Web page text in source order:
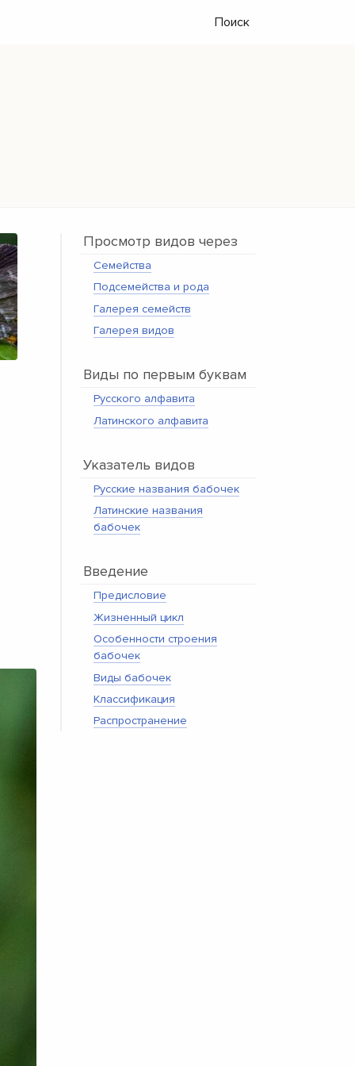
Поиск
Просмотр видов через
Семейства
Подсемейства и рода
Галерея семейств
Галерея видов
Виды по первым буквам
Русского алфавита
Латинского алфавита
Указатель видов
Русские названия бабочек
Латинские названия
бабочек
Введение
Предисловие
Жизненный цикл
Особенности строения
бабочек
Виды бабочек
Классификация
Распространение